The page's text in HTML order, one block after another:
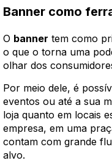
Banner como
O banner tem como
o que o torna uma
olhar dos
Por meio dele, é
eventos ou até a sua
loja quanto em locais
empresa, em uma
contam com grande
alvo.